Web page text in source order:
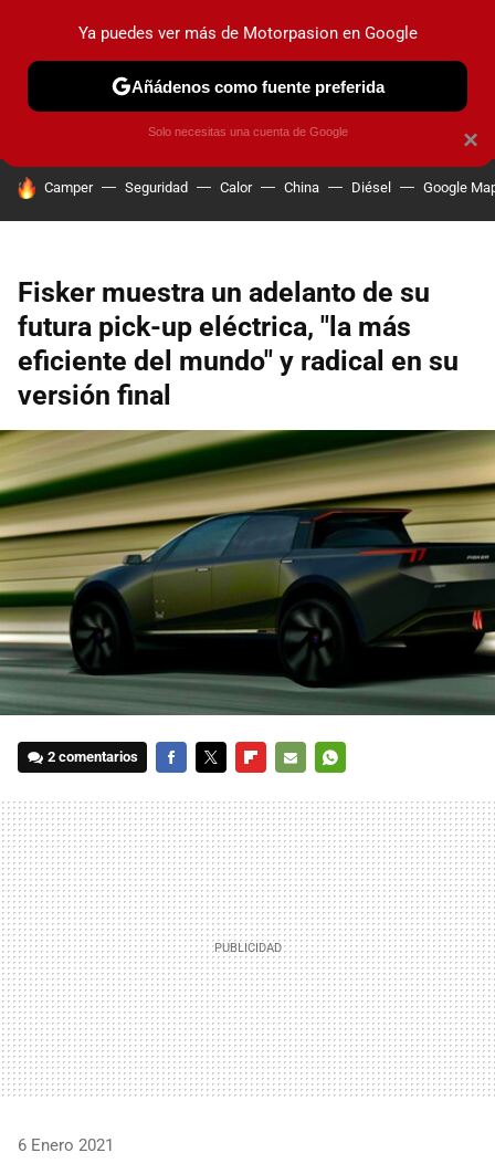
PRUEBAS COCHES ELÉCTRICOS OBSERVATORIO
HOY SE HABLA DE
Camper Seguridad Calor China Diésel Google
Fisker muestra un adelanto de su
futura pick-up eléctrica, "la más
eficiente del mundo" y radical en su
versión final
2 comentarios
MAIL
6 Enero 2021
×
Ya puedes ver más de Motorpasion en Google
Añádenos como fuente preferida
Solo necesitas una cuenta de Google